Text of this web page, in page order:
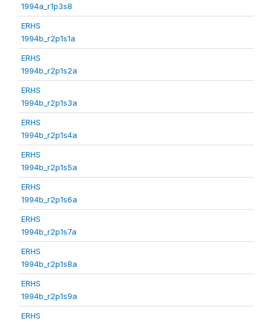
1994a_r1p3s8
ERHS
1994b_r2p1s1a
ERHS
1994b_r2p1s2a
ERHS
1994b_r2p1s3a
ERHS
1994b_r2p1s4a
ERHS
1994b_r2p1s5a
ERHS
1994b_r2p1s6a
ERHS
1994b_r2p1s7a
ERHS
1994b_r2p1s8a
ERHS
1994b_r2p1s9a
ERHS